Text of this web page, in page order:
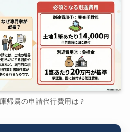
帰属の申請代行費用は？